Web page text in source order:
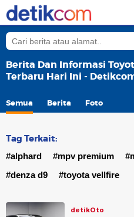
Berita Dan Informasi
Terbaru Hari Ini -
Semua Berita Foto
Tag Terkait:
#alphard #mpv premium
#denza d9
#toyota vellfire
detikOto